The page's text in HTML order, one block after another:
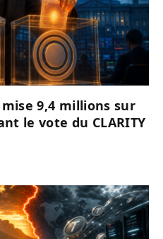
9,4 millions sur
le vote du CLARITY